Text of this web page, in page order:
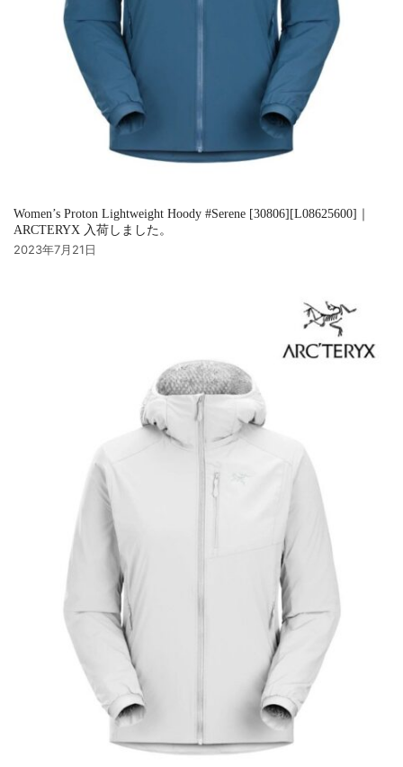
Women’s Proton Lightweight Hoody #Serene [30806][L08625600]｜
ARCTERYX 入荷しました。
2023年7月21日